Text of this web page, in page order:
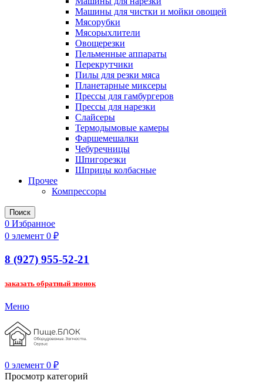
Машины для чистки и мойки овощей
Мясорубки
Мясорыхлители
Овощерезки
Пельменные аппараты
Перекрутчики
Пилы для резки мяса
Планетарные миксеры
Прессы для гамбургеров
Прессы для нарезки
Слайсеры
Термодымовые камеры
Фаршемешалки
Чебуречницы
Шпигорезки
Шприцы колбасные
Прочее
Компрессоры
Поиск
0 Избранное
0 элемент 0 ₽
8 (927) 955-52-21
заказать обратный звонок
Меню
0 элемент 0 ₽
Просмотр категорий